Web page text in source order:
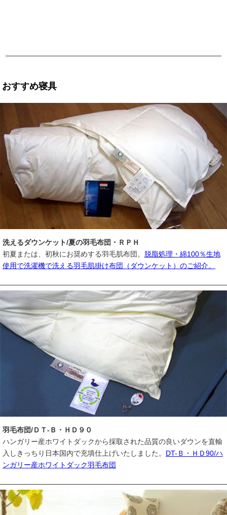
おすすめ寝具
洗えるダウンケット/夏の羽毛布団・ＲＰＨ
初夏または、初秋にお奨めする羽毛肌布団。 脱脂処理・綿100％生地
使用で洗濯機で洗える羽毛肌掛け布団（ダウンケット）のご紹介。
羽毛布団/ＤＴ-Ｂ・ＨＤ９０
ハンガリー産ホワイトダックから採取された品質の良いダウンを直輸
入しきっちり日本国内で充填仕上げいたしました。 DT-Ｂ・ＨＤ90/ハ
ンガリー産ホワイトダック羽毛布団